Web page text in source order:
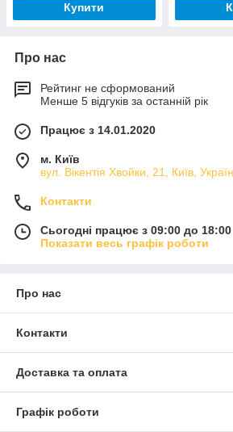
Купити
Про нас
Рейтинг не сформований
Менше 5 відгуків за останній рік
Працює з 14.01.2020
м. Київ
вул. Вікентія Хвойки, 21, Київ,
Контакти
Сьогодні працює з 09:00 до 18:00
Показати весь графік роботи
Про нас
Контакти
Доставка та оплата
Графік роботи